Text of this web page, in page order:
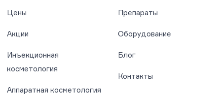
Цены
Акции
Препараты
Оборудование
Инъекционная
косметология
Аппаратная косметология
Блог
Контакты